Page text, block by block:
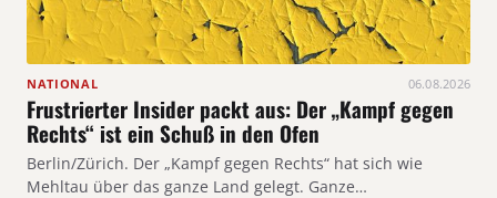
NATIONAL 06.08.2026
Frustrierter Insider packt aus: Der „Kampf gegen
Rechts“ ist ein Schuß in den Ofen
Berlin/Zürich. Der „Kampf gegen Rechts“ hat sich wie
Mehltau über das ganze Land gelegt. Ganze…